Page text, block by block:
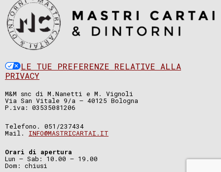
LE TUE PREFERENZE RELATIVE ALLA
PRIVACY
M&M snc di M.Nanetti e M. Vignoli
Via San Vitale 9/a – 40125 Bologna
P.iva: 03535081206
Telefono. 051/237434
Mail. INFO@MASTRICARTAI.IT
Orari di apertura
Lun – Sab: 10.00 – 19.00
Dom: chiusi